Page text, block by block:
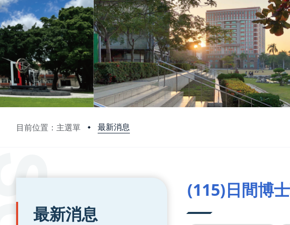
目前位置：主選單 最新消息
:::
最新消息
(115)日間博